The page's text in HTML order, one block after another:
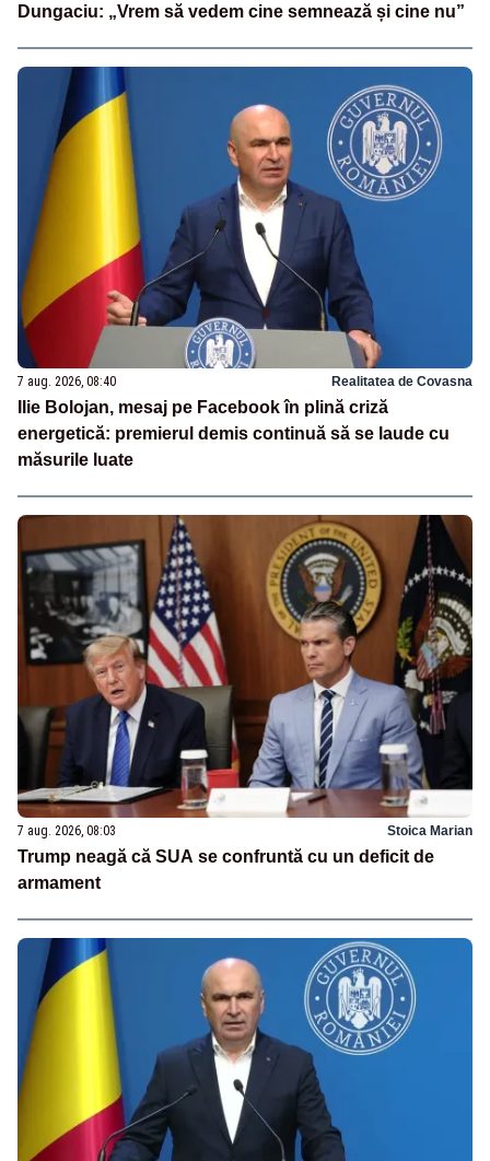
Dungaciu: „Vrem să vedem cine semnează și cine nu”
7 aug. 2026, 08:40 Realitatea de Covasna
Ilie Bolojan, mesaj pe Facebook în plină criză
energetică: premierul demis continuă să se laude cu
măsurile luate
7 aug. 2026, 08:03 Stoica Marian
Trump neagă că SUA se confruntă cu un deficit de
armament